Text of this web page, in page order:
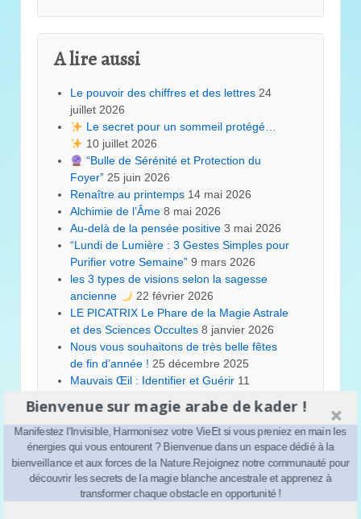
A lire aussi
Le pouvoir des chiffres et des lettres 24
juillet 2026
Le secret pour un sommeil protégé…
10 juillet 2026
“Bulle de Sérénité et Protection du
Foyer” 25 juin 2026
Renaître au printemps 14 mai 2026
Alchimie de l’Âme 8 mai 2026
Au-delà de la pensée positive 3 mai 2026
“Lundi de Lumière : 3 Gestes Simples pour
Purifier votre Semaine” 9 mars 2026
les 3 types de visions selon la sagesse
ancienne
22 février 2026
LE PICATRIX Le Phare de la Magie Astrale
et des Sciences Occultes 8 janvier 2026
Nous vous souhaitons de très belle fêtes
de fin d’année ! 25 décembre 2025
Mauvais Œil : Identifier et Guérir 11
Vos témoignages
Bienvenue sur magie arabe de kader !
Manifestez l'Invisible, Harmonisez votre VieEt si vous preniez en main les
énergies qui vous entourent ? Bienvenue dans un espace dédié à la
bienveillance et aux forces de la Nature.Rejoignez notre communauté pour
découvrir les secrets de la magie blanche ancestrale et apprenez à
transformer chaque obstacle en opportunité !